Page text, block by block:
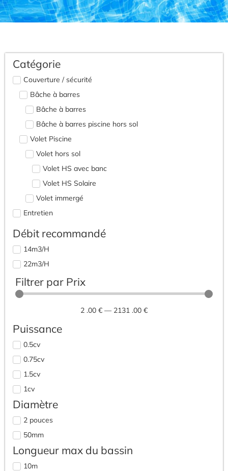
Catégorie
Couverture / sécurité
Bâche à barres
Bâche à barres
Bâche à barres piscine hors sol
Volet Piscine
Volet hors sol
Volet HS avec banc
Volet HS Solaire
Volet immergé
Entretien
Accessoires / entretien
Produits d'entretien
Robots piscines coques
Robots piscines enterrées
Robots piscines hors sol
Robots piscines liner
Equipement
Eclairage piscine LED
Etanchéité
Accessoires
Filtration
Débit recommandé
14m3/H
22m3/H
Filtrer par Prix
2 .00 € — 2131 .00 €
Puissance
0.5cv
0.75cv
1.5cv
1cv
Diamètre
2 pouces
50mm
Longueur max du bassin
10m